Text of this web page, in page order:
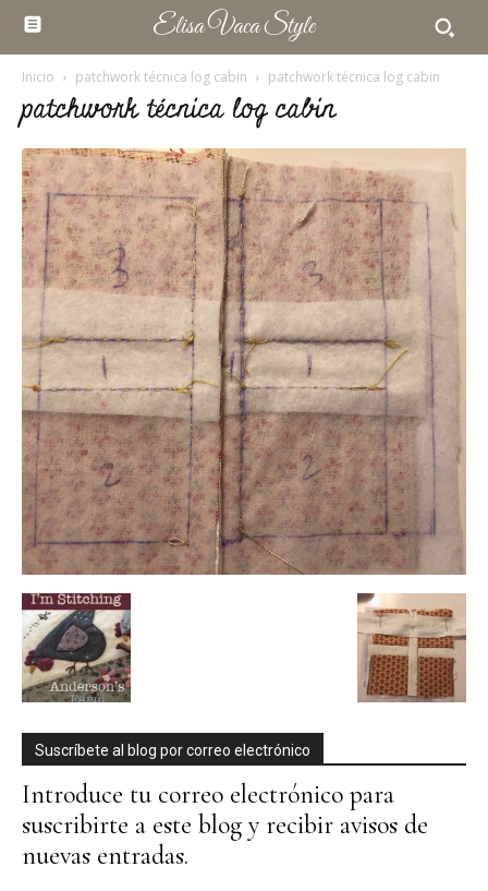
Elisa Vaca Style
Inicio patchwork técnica log cabin patchwork técnica log cabin
patchwork técnica log cabin
Suscríbete al blog por correo electrónico
Introduce tu correo electrónico para
suscribirte a este blog y recibir avisos de
nuevas entradas.